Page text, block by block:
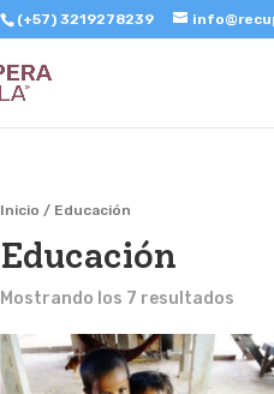
(+57) 3219278239
Inicio / Educación
Educación
Mostrando los 7 resultados